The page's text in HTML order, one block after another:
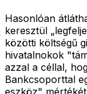
Hasonlóan
keresztül
közötti költségű
hivatalnokok
azzal a céllal,
Bankcsoporttal
eszköz"